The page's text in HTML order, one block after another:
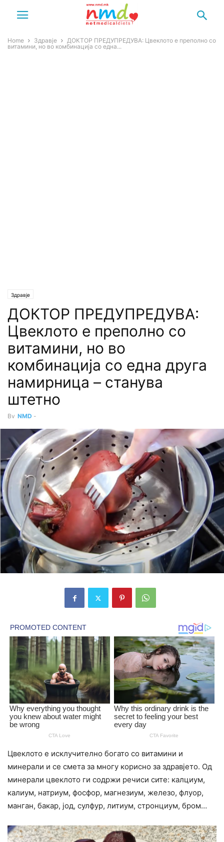
Home Здравје
ДОКТОР ПРЕДУПРЕДУВА: Цвеклото е преполно со
витамини, но во комбинација со една...
Здравје
ДОКТОР ПРЕДУПРЕДУВА:
Цвеклото е преполно со
витамини, но во
комбинација со една друга
намирница – станува
штетно
By NMD -
Цвеклото е исклучително богато со витамини и
минерали и се смета за многу корисно за здравјето. Од
минерали цвеклото ги содржи речиси сите: калциум,
калиум, натриум, фосфор, магнезиум, железо, флуор,
манган, бакар, јод, сулфур, литиум, стронциум, бром…